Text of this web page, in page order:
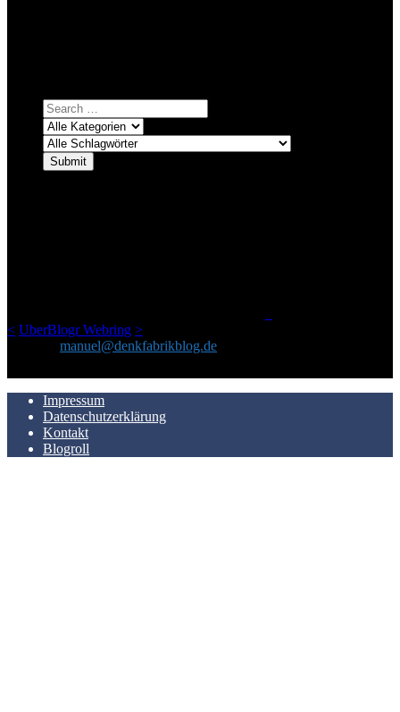
< UberBlogr Webring >
manuel@denkfabrikblog.de
Impressum
Datenschutzerklärung
Kontakt
Blogroll